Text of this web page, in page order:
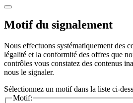
Motif du signalement
Nous effectuons systématiquement des
légalité et la conformité des offres que
contrôles vous constatez des contenus
nous le signaler.
Sélectionnez un motif dans la liste ci-
Motif: